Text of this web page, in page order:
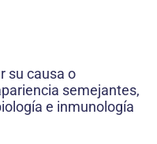
su causa o
semejantes,
e inmunología